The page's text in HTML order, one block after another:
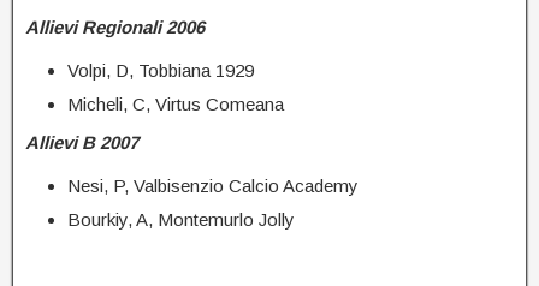
Allievi Regionali 2006
Volpi, D, Tobbiana 1929
Micheli, C, Virtus Comeana
Allievi B 2007
Nesi, P, Valbisenzio Calcio Academy
Bourkiy, A, Montemurlo Jolly